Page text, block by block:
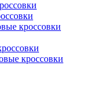
кроссовки
кроссовки